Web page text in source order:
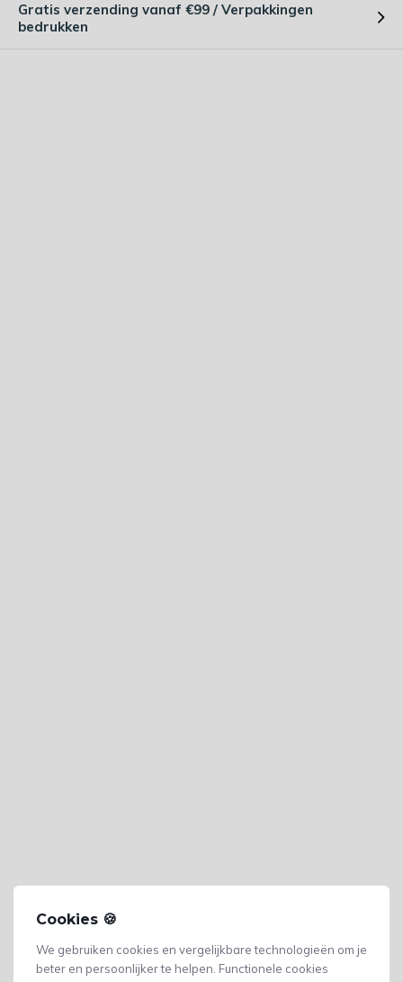
Cookies 🍪
We gebruiken cookies en vergelijkbare technologieën om je
beter en persoonlijker te helpen. Functionele cookies
Gratis verzending vanaf €99 / Verpakkingen
bedrukken